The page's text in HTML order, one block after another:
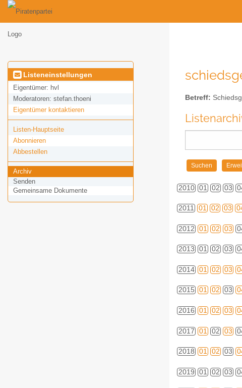
Listeneinstellungen
Eigentümer: hvl
Moderatoren: stefan.thoeni
Eigentümer kontaktieren
Listen-Hauptseite
Abonnieren
Abbestellen
Archiv
Senden
Gemeinsame Dokumente
Betreff:
2010 01 02 03
2011 01 02 03
2012 01 02 03
2013 01 02 03
2014 01 02 03
2015 01 02 03
2016 01 02 03
2017 01 02 03
2018 01 02 03
2019 01 02 03